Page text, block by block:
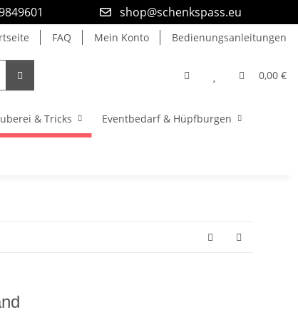
shop@schenkspass.eu
FAQ Mein Konto Bedienungsanleitungen
0,00 €
& Tricks Eventbedarf & Hüpfburgen